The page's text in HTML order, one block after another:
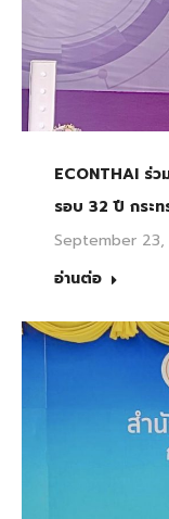
ECONTHAI ร่
รอบ 32 ปี กระท
September
อ่านต่อ